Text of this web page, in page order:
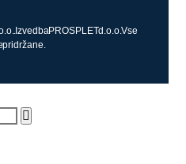
. Izvedba PROSPLET d.o.o. Vse
pridržane.